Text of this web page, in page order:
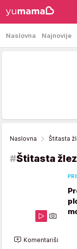
Naslovna Najnovije
Naslovna Štitasta
#Štitasta
Komentariši